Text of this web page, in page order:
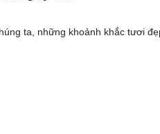
ta, những khoảnh khắc tươi